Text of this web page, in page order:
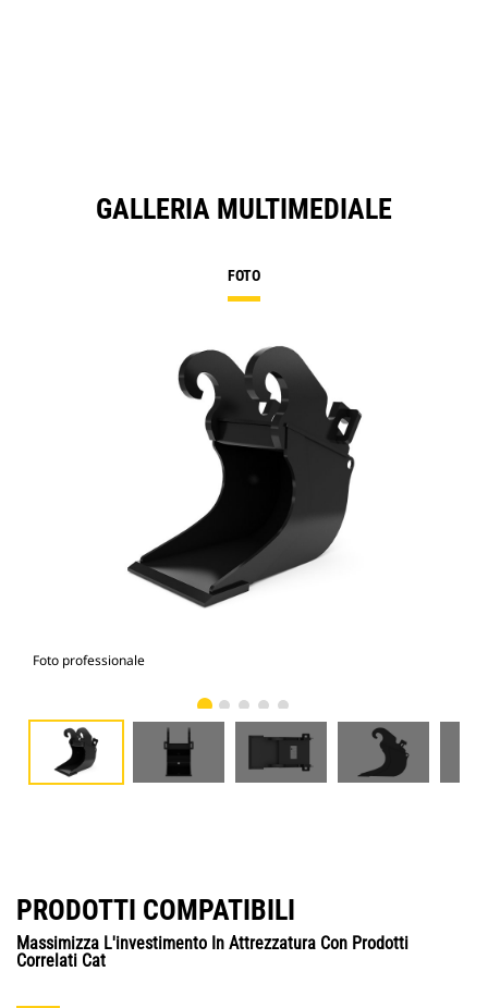
GALLERIA MULTIMEDIALE
FOTO
Foto professionale
PRODOTTI COMPATIBILI
Massimizza L'investimento In Attrezzatura Con Prodotti
Correlati Cat